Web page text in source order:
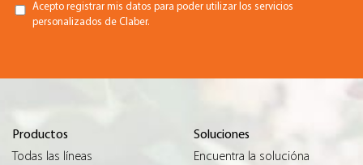
Acepto registrar mis datos para poder utilizar los servicios
personalizados de Claber.
Productos
Todas las líneas
Soluciones
Encuentra la solucióna